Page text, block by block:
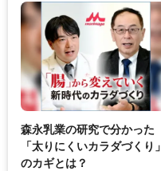
森永乳業の研究で分かった
「太りにくいカラダづくり」
のカギとは？